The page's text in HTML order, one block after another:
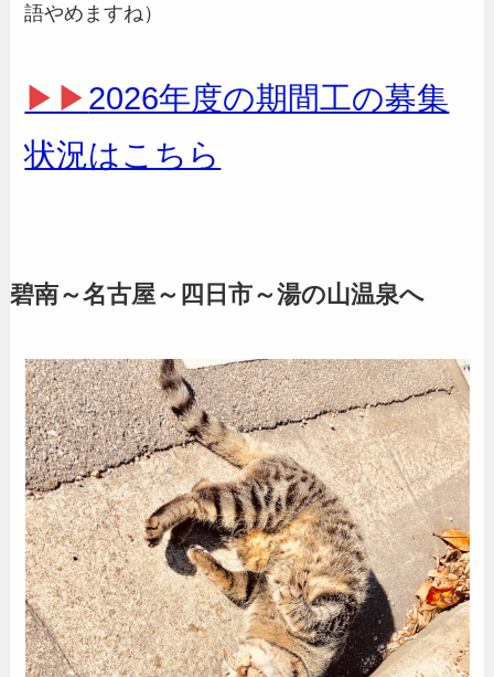
語やめますね）
▶▶2026年度の期間工の募集
状況はこちら
碧南～名古屋～四日市～湯の山温泉へ